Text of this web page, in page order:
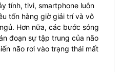
tính, tivi, smartphone luôn
tốn hàng giờ giải trí và vô
Hơn nữa, các bước sóng
đoạn sự tập trung của não
não rơi vào trạng thái mất